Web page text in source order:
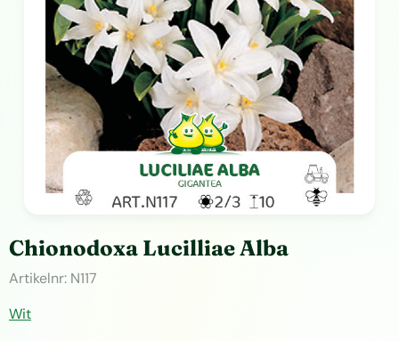
Chionodoxa Lucilliae Alba
Artikelnr: N117
Wit